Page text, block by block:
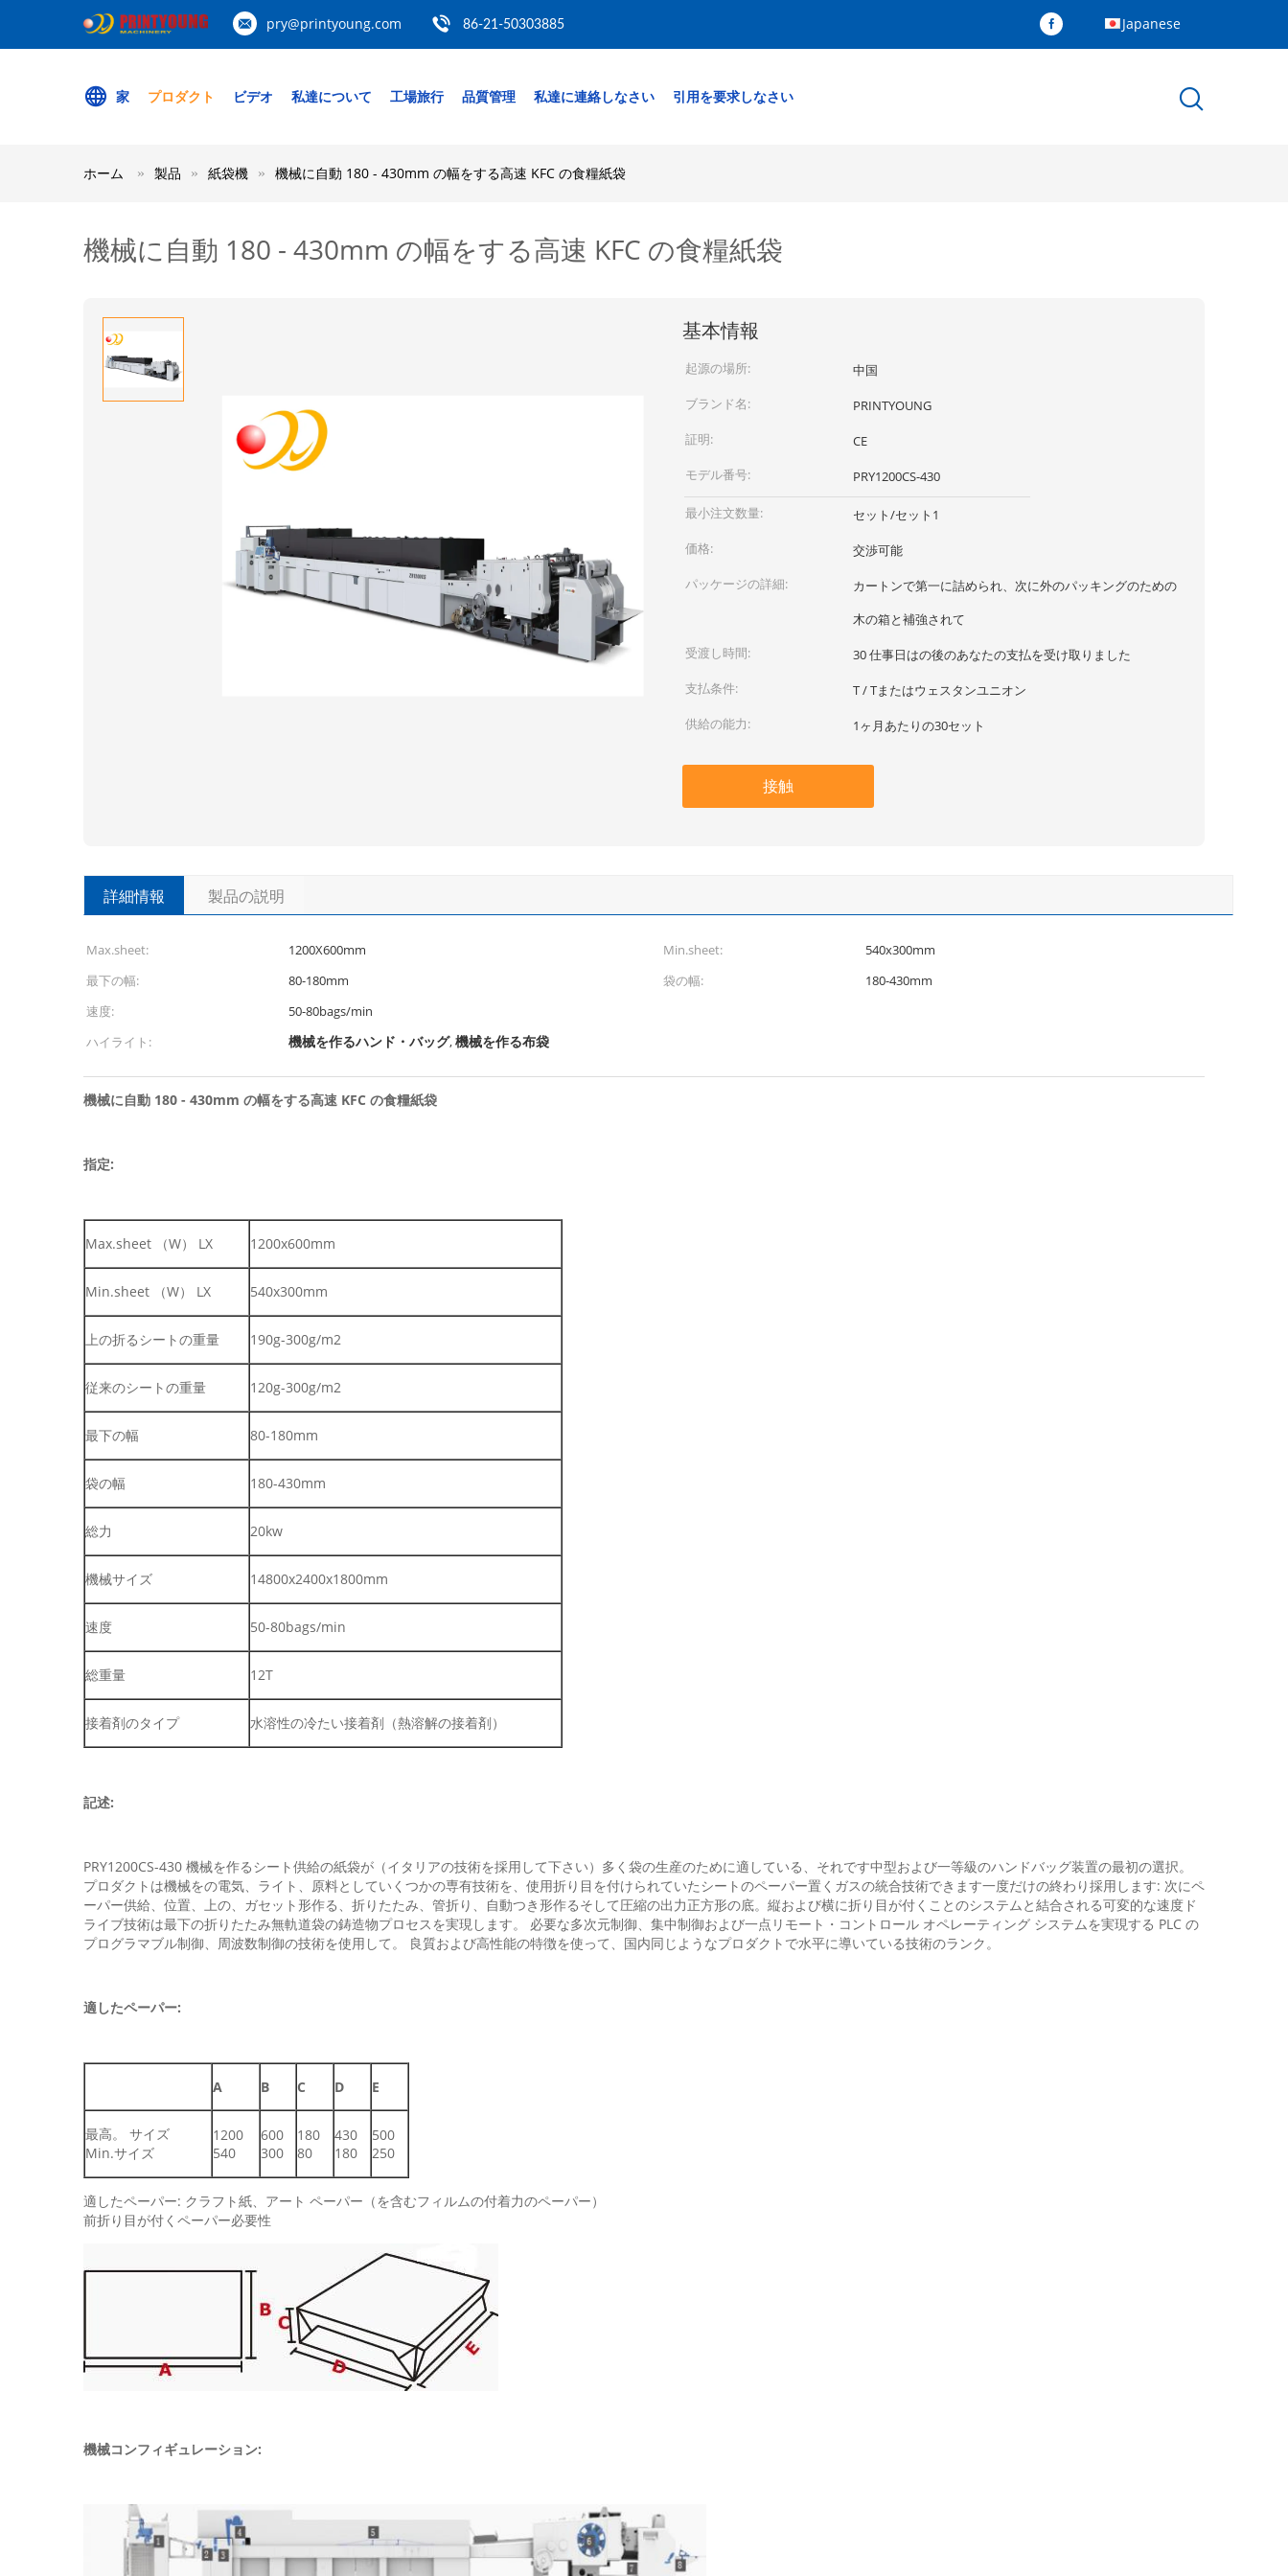
pry@printyoung.com 86-21-50303885 Japanese
家 プロダクト ビデオ 私達について 工場旅行 品質管理 私達に連絡しなさい 引用を要求しなさい
ホーム 製品 紙袋機 機械に自動 180 - 430mm の幅をする高速 KFC の食糧紙袋
機械に自動 180 - 430mm の幅をする高速 KFC の食糧紙袋
基本情報
起源の場所:
中国
ブランド名:
PRINTYOUNG
証明:
CE
モデル番号:
PRY1200CS-430
最小注文数量:
セット/セット1
価格:
交渉可能
パッケージの詳細:
カートンで第一に詰められ、次に外のパッキングのための
木の箱と補強されて
受渡し時間:
30 仕事日はの後のあなたの支払を受け取りました
支払条件:
T / Tまたはウェスタンユニオン
供給の能力:
1ヶ月あたりの30セット
接触
詳細情報 製品の説明
Max.sheet: 1200X600mm Min.sheet:
540x300mm
最下の幅:
80-180mm 袋の幅:
180-430mm
速度:
50-80bags/min
ハイライト:
機械を作るハンド・バッグ,機械を作る布袋
機械に自動 180 - 430mm の幅をする高速 KFC の食糧紙袋
指定:
Max.sheet （W） LX 1200x600mm
Min.sheet （W） LX 540x300mm
上の折るシートの重量 190g-300g/m2
従来のシートの重量 120g-300g/m2
最下の幅 80-180mm
袋の幅 180-430mm
総力 20kw
機械サイズ 14800x2400x1800mm
速度 50-80bags/min
総重量 12T
接着剤のタイプ 水溶性の冷たい接着剤（熱溶解の接着剤）
記述:
PRY1200CS-430 機械を作るシート供給の紙袋が（イタリアの技術を採用して下さい）多く袋の生産のために適している、それです中型および一等級のハンドバッグ装置の最初の選択。
プロダクトは機械をの電気、ライト、原料としていくつかの専有技術を、使用折り目を付けられていたシートのペーパー置くガスの統合技術できます一度だけの終わり採用します: 次にペ
ーパー供給、位置、上の、ガセット形作る、折りたたみ、管折り、自動つき形作るそして圧縮の出力正方形の底。縦および横に折り目が付くことのシステムと結合される可変的な速度ド
ライブ技術は最下の折りたたみ無軌道袋の鋳造物プロセスを実現します。 必要な多次元制御、集中制御および一点リモート・コントロール オペレーティング システムを実現する PLC の
プログラマブル制御、周波数制御の技術を使用して。 良質および高性能の特徴を使って、国内同じようなプロダクトで水平に導いている技術のランク。
適したペーパー:
A B C D E
最高。 サイズ
Min.サイズ
1200
540
600
300
180
80
430
180
500
250
適したペーパー: クラフト紙、アート ペーパー（を含むフィルムの付着力のペーパー）
前折り目が付くペーパー必要性
機械コンフィギュレーション: